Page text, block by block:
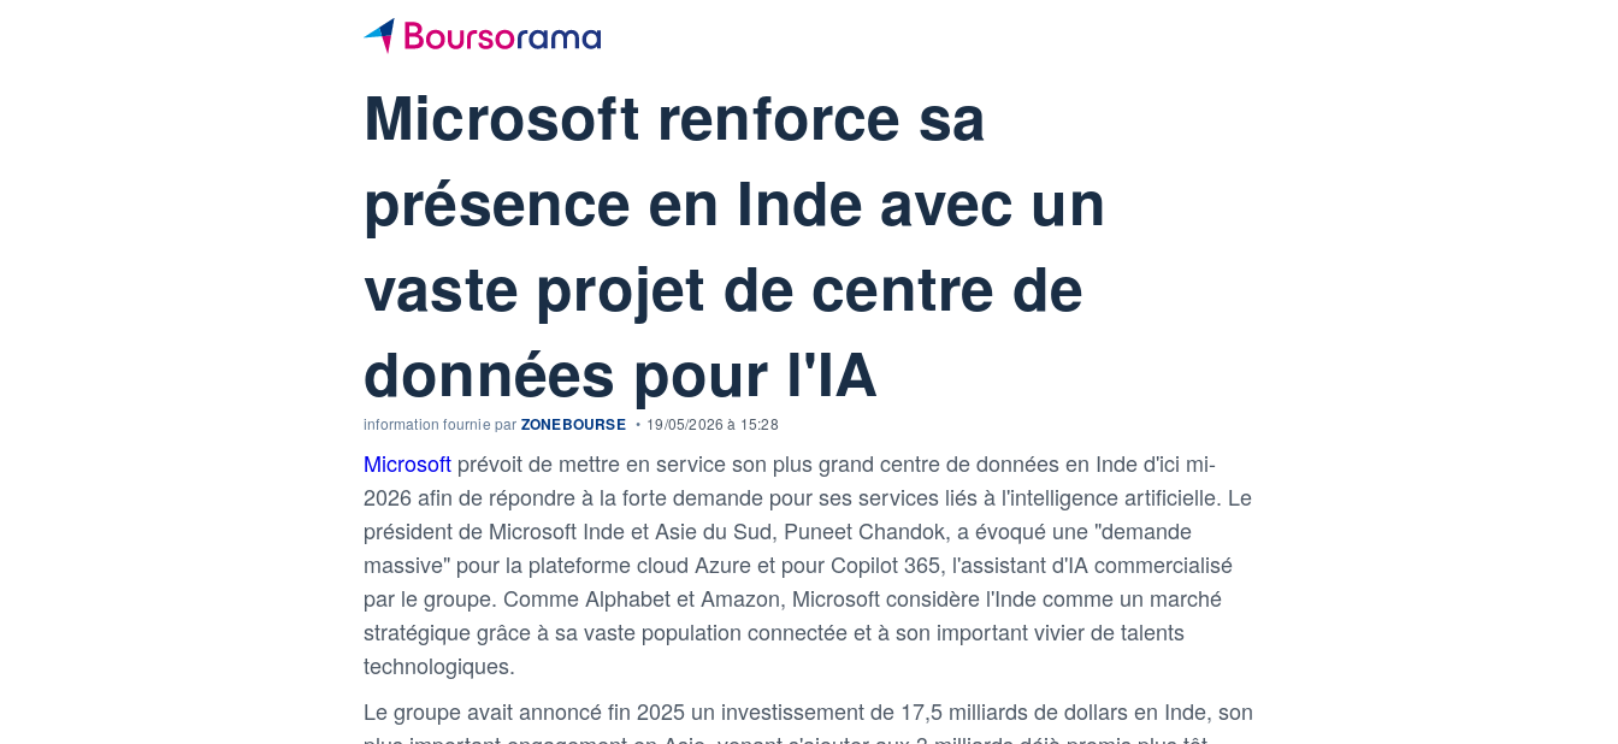
Microsoft renforce sa
présence en Inde avec un
vaste projet de centre de
données pour l'IA
information fournie par ZONEBOURSE • 19/05/2026 à 15:28
Microsoft prévoit de mettre en service son plus grand centre de données en Inde d'ici mi-
2026 afin de répondre à la forte demande pour ses services liés à l'intelligence artificielle. Le
président de Microsoft Inde et Asie du Sud, Puneet Chandok, a évoqué une "demande
massive" pour la plateforme cloud Azure et pour Copilot 365, l'assistant d'IA commercialisé
par le groupe. Comme Alphabet et Amazon, Microsoft considère l'Inde comme un marché
stratégique grâce à sa vaste population connectée et à son important vivier de talents
technologiques.
Le groupe avait annoncé fin 2025 un investissement de 17,5 milliards de dollars en Inde, son